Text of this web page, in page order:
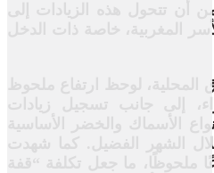
أن تتحول هذه الزيادات إلى
المغربية، خاصة ذات الدخل
لوحظ ارتفاع ملحوظ
إلى جانب تسجيل زيادات
الأسماك والخضر الأساسية
خلال الشهر الفضيل. كما شهدت
ملحوظًا، ما جعل تكلفة “قفة